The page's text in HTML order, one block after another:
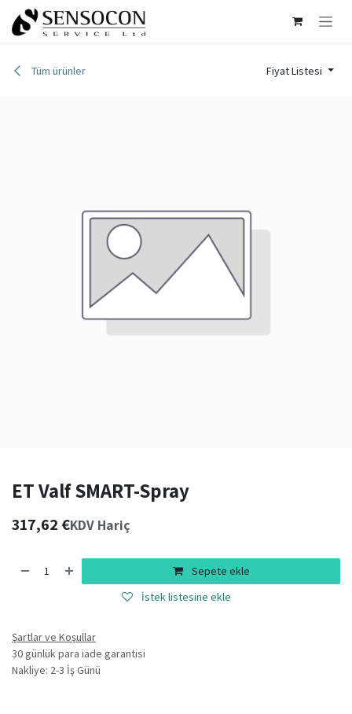
İçereği Atla
Tüm ürünler Fiyat Listesi
ET Valf SMART-Spray
317,62 €KDV Hariç
Sepete ekle
İstek listesine ekle
Şartlar ve Koşullar
30 günlük para iade garantisi
Nakliye: 2-3 İş Günü